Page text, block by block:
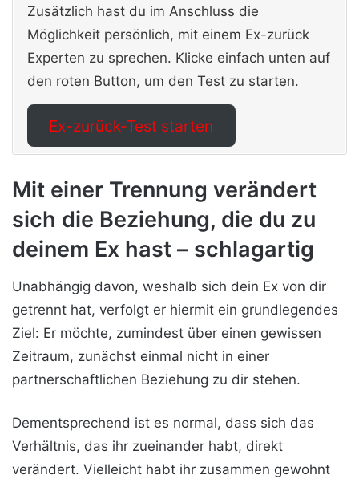
Zusätzlich hast du im Anschluss die
Möglichkeit persönlich, mit einem Ex-zurück
Experten zu sprechen. Klicke einfach unten auf
den roten Button, um den Test zu starten.
Ex-zurück-Test starten
Mit einer Trennung verändert
sich die Beziehung, die du zu
deinem Ex hast – schlagartig
Unabhängig davon, weshalb sich dein Ex von dir
getrennt hat, verfolgt er hiermit ein grundlegendes
Ziel: Er möchte, zumindest über einen gewissen
Zeitraum, zunächst einmal nicht in einer
partnerschaftlichen Beziehung zu dir stehen.
Dementsprechend ist es normal, dass sich das
Verhältnis, das ihr zueinander habt, direkt
verändert. Vielleicht habt ihr zusammen gewohnt